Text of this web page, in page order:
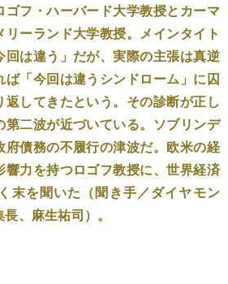
ゴフ・ハーバード大学教授とカーマ
リーランド大学教授。メインタイト
は違う」だが、実際の主張は真逆
ば「今回は違うシンドローム」に囚
してきたという。その診断が正し
第二波が近づいている。ソブリンデ
府債務の不履行の津波だ。欧米の経
力を持つロゴフ教授に、世界経済
末を聞いた（聞き手／ダイヤモン
、麻生祐司）。